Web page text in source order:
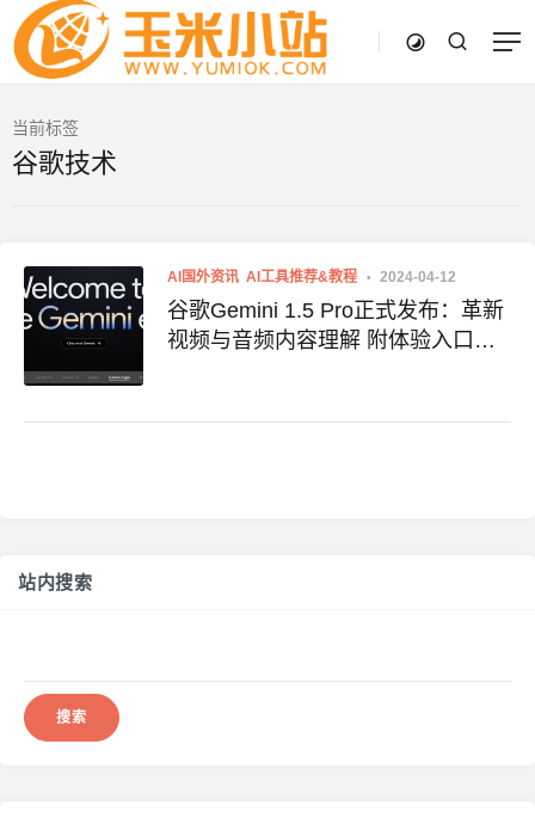
当前标签
谷歌技术
AI国外资讯 AI工具推荐&教程 2024-04-12
谷歌Gemini 1.5 Pro正式发布：革新
视频与音频内容理解 附体验入口地
站内搜索